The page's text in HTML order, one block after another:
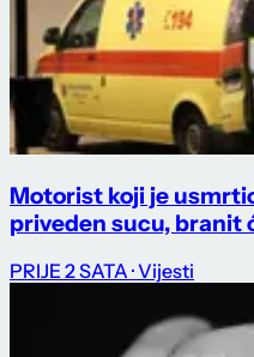
Motorist koji je
priveden sucu, branit
PRIJE 2 SATA · Vijesti